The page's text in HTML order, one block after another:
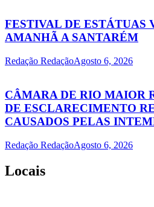
FESTIVAL DE ESTÁTUAS
AMANHÃ A SANTARÉM
Redação RedaçãoAgosto 6, 2026
CÂMARA DE RIO MAIOR
DE ESCLARECIMENTO
CAUSADOS PELAS
Redação RedaçãoAgosto 6, 2026
Locais